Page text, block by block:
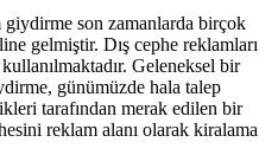
giydirme son zamanlarda birçok
gelmiştir. Dış cephe reklamları
Geleneksel bir
günümüzde hala talep
tarafından merak edilen bir
reklam alanı olarak kiralama